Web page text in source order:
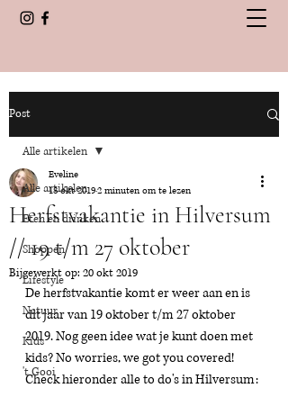
Post
Alle artikelen
Eten en drinken
Shoppen
Lifestyle
Natuur
Kids
't Gooi
Alle artikelen
Herfstvakantie in Hilversum
// 19 t/m 27 oktober
Eveline
13 okt 20192 minuten om te lezen
Bijgewerkt op: 20 okt 2019
De herfstvakantie komt er weer aan en is
dit jaar van 19 oktober t/m 27 oktober
2019. Nog geen idee wat je kunt doen met
kids? No worries, we got you covered!
Check hieronder alle to do's in Hilversum: